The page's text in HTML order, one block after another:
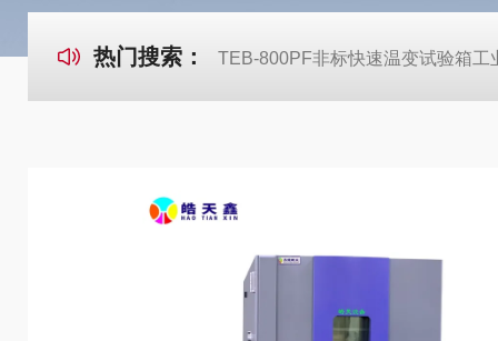
热门搜索： TEB-800PF非标快速温变试验箱工